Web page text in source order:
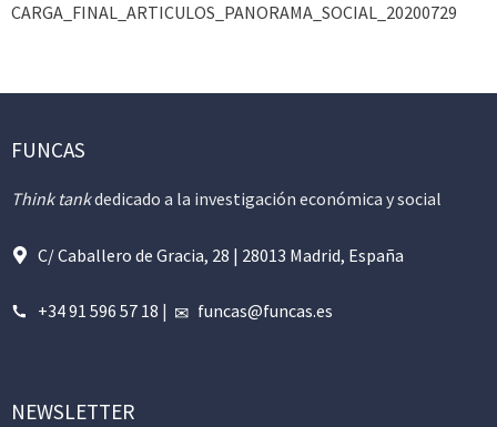
CARGA_FINAL_ARTICULOS_PANORAMA_SOCIAL_20200729
FUNCAS
Think tankdedicado a la investigación económica y social
C/ Caballero de Gracia, 28 | 28013 Madrid, España
+34 91 596 57 18 | funcas@funcas.es
NEWSLETTER